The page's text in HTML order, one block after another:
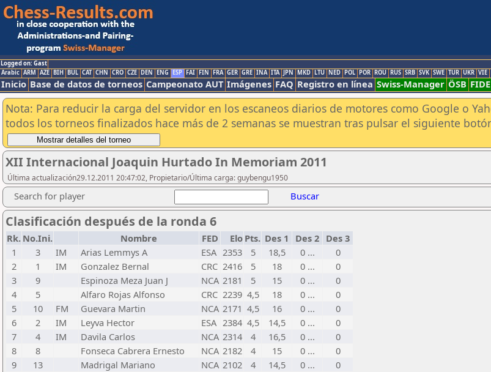
Logged on: Gast
Arabic ARM AZE BIH BUL CAT CHN CRO CZE DEN ENG ESP FAI FIN FRA GER GRE INA ITA JPN MKD LTU NED POL POR ROU RUS SRB SVK SWE TUR UKR VIE
Inicio Base de datos de torneos Campeonato AUT Imágenes FAQ Registro en línea Swiss-Manager ÖSB FIDE
Nota: Para reducir la carga del servidor en los escaneos diarios de motores como Google o
todos los torneos finalizados hace más de 2 semanas se muestran tras pulsar el siguiente
XII Internacional Joaquin Hurtado In Memoriam 2011
Última actualización29.12.2011 20:47:02, Propietario/Última carga: guybengu1950
Search for player Buscar
Clasificación después de la ronda 6
Rk. No.Ini. Nombre FED Elo Pts. Des 1 Des 2 Des 3
1
3 IM Arias Lemmys A ESA 2353 5 18,5 0 ...
0
2
1 IM Gonzalez Bernal CRC 2416 5 18 0 ...
0
3
9 Espinoza Meza Juan J NCA 2181 5 15 0 ...
0
4
5 Alfaro Rojas Alfonso CRC 2239 4,5 18 0 ...
0
5
10 FM Guevara Martin NCA 2171 4,5 16 0 ...
0
6
2 IM Leyva Hector ESA 2384 4,5 14,5 0 ...
0
7
4 IM Davila Carlos NCA 2314 4 16,5 0 ...
0
8
8 Fonseca Cabrera Ernesto NCA 2182 4 15 0 ...
0
9
13 Madrigal Mariano NCA 2102 4 14,5 0 ...
0